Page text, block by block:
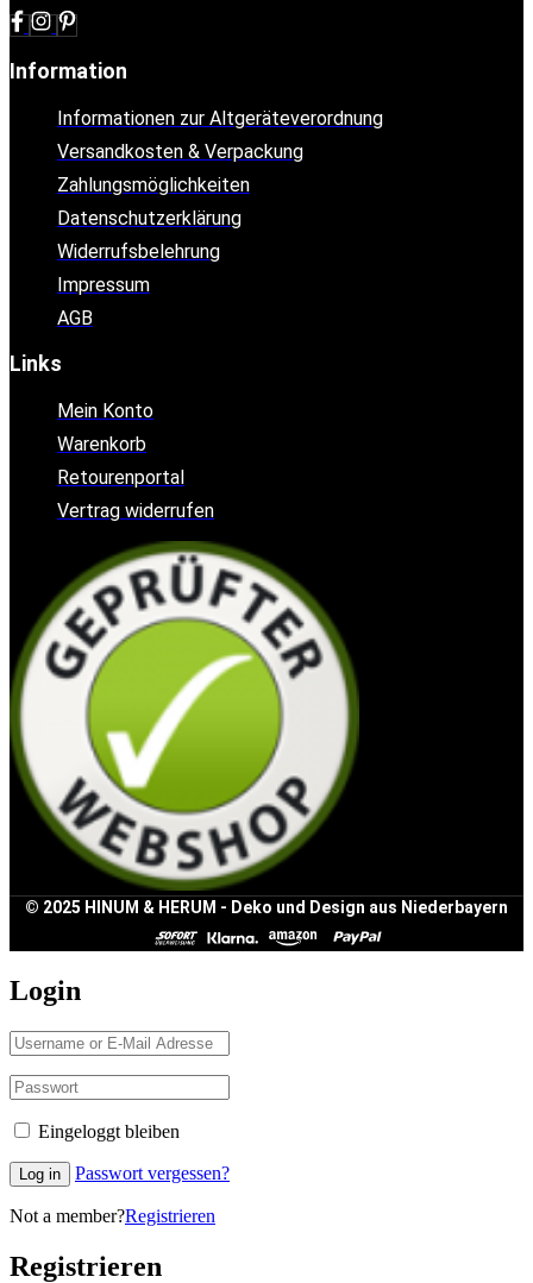
Information
Informationen zur Altgeräteverordnung
Versandkosten & Verpackung
Zahlungsmöglichkeiten
Datenschutzerklärung
Widerrufsbelehrung
Impressum
AGB
Links
Mein Konto
Warenkorb
Retourenportal
Vertrag widerrufen
© 2025 HINUM & HERUM - Deko und Design aus Niederbayern
Login
Eingeloggt bleiben
Log in Passwort vergessen?
Not a member?Registrieren
Registrieren